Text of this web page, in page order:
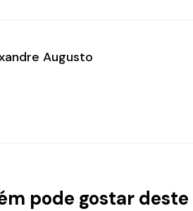
Augusto
pode gostar deste